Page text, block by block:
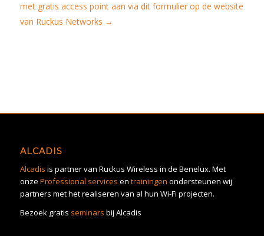
met gratis access point aan via dit formulier op de website
van Ruckus Networks →
ALCADIS
Alcadis is partner van Ruckus Wireless in de Benelux. Met
onze Professional services en trainingen ondersteunen wij
partners met het realiseren van al hun Wi-Fi projecten.
Bezoek gratis seminars bij Alcadis